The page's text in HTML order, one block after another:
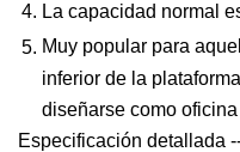
La capacidad normal
Muy popular para
inferior de la
diseñarse como
Especificación detallada